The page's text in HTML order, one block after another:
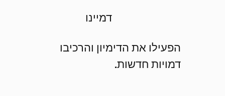
דמיינו
הפעילו את הדימיון והרכיבו
דמויות חדשות.